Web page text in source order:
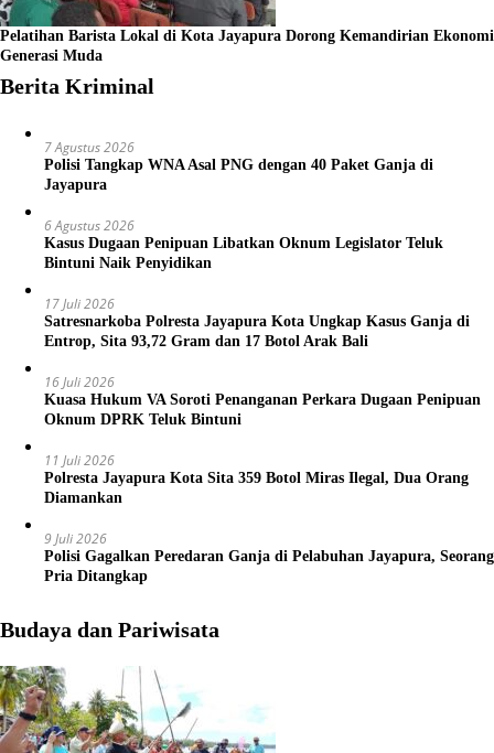
Pelatihan Barista Lokal di Kota Jayapura Dorong Kemandirian Ekonomi
Generasi Muda
Berita Kriminal
7 Agustus 2026
Polisi Tangkap WNA Asal PNG dengan 40 Paket Ganja di
Jayapura
6 Agustus 2026
Kasus Dugaan Penipuan Libatkan Oknum Legislator Teluk
Bintuni Naik Penyidikan
17 Juli 2026
Satresnarkoba Polresta Jayapura Kota Ungkap Kasus Ganja di
Entrop, Sita 93,72 Gram dan 17 Botol Arak Bali
16 Juli 2026
Kuasa Hukum VA Soroti Penanganan Perkara Dugaan Penipuan
Oknum DPRK Teluk Bintuni
11 Juli 2026
Polresta Jayapura Kota Sita 359 Botol Miras Ilegal, Dua Orang
Diamankan
9 Juli 2026
Polisi Gagalkan Peredaran Ganja di Pelabuhan Jayapura, Seorang
Pria Ditangkap
Budaya dan Pariwisata